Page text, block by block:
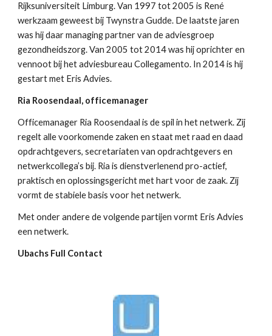
Rijksuniversiteit Limburg. Van 1997 tot 2005 is René
werkzaam geweest bij Twynstra Gudde. De laatste jaren
was hij daar managing partner van de adviesgroep
gezondheidszorg. Van 2005 tot 2014 was hij oprichter en
vennoot bij het adviesbureau Collegamento. In 2014 is hij
gestart met Eris Advies.
Ria Roosendaal, officemanager
Officemanager Ria Roosendaal is de spil in het netwerk. Zij
regelt alle voorkomende zaken en staat met raad en daad
opdrachtgevers, secretariaten van opdrachtgevers en
netwerkcollega’s bij. Ria is dienstverlenend pro-actief,
praktisch en oplossingsgericht met hart voor de zaak. Zij
vormt de stabiele basis voor het netwerk.
Met onder andere de volgende partijen vormt Eris Advies
een netwerk.
Ubachs Full Contact